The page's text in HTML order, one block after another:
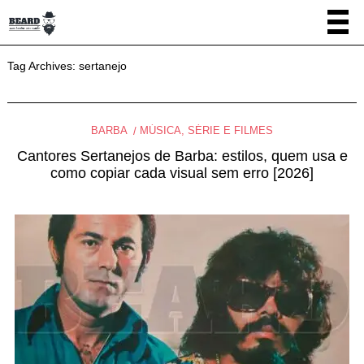
Tag Archives: sertanejo
BARBA MÚSICA, SÉRIE E FILMES
Cantores Sertanejos de Barba: estilos, quem usa e
como copiar cada visual sem erro [2026]